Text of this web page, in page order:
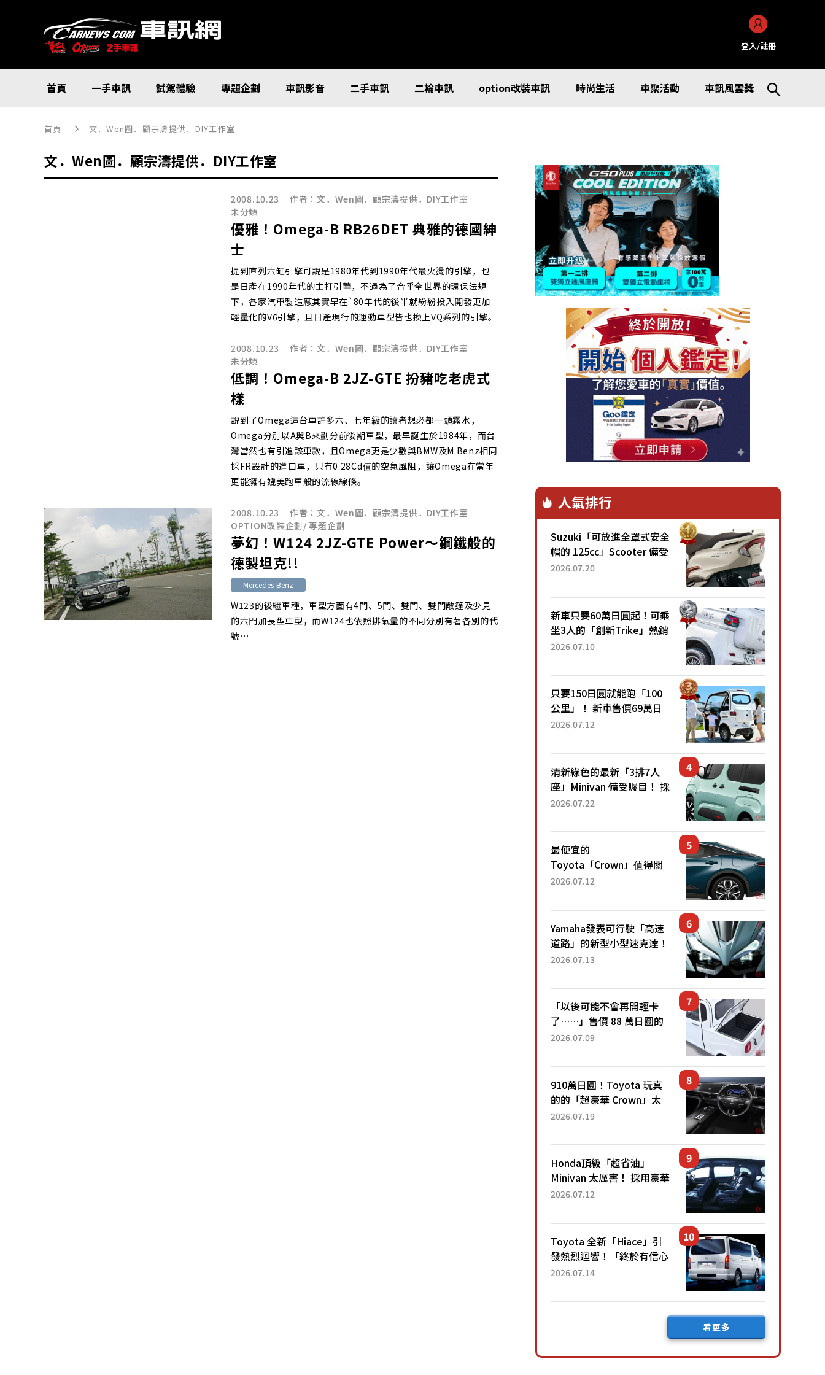
登入/註冊
首頁 一手車訊 試駕體驗 專題企劃 車訊影音 二手車訊 二輪車訊 option改裝車訊 時尚生活 車聚活動 車訊風雲獎
首頁 文．Wen圖．顧宗濤提供．DIY工作室
文．Wen圖．顧宗濤提供．DIY工作室
2008.10.23 作者：文．Wen圖．顧宗濤提供．DIY工作室
未分類
優雅！Omega-B RB26DET 典雅的德國紳
士
提到直列六缸引擎可說是1980年代到1990年代最火燙的引擎，也
是日產在1990年代的主打引擎，不過為了合乎全世界的環保法規
下，各家汽車製造廠其實早在`80年代的後半就紛紛投入開發更加
輕量化的V6引擎，且日產現行的運動車型皆也換上VQ系列的引擎。
2008.10.23 作者：文．Wen圖．顧宗濤提供．DIY工作室
未分類
低調！Omega-B 2JZ-GTE 扮豬吃老虎式
樣
說到了Omega這台車許多六、七年級的讀者想必都一頭霧水，
Omega分別以A與B來劃分前後期車型，最早誕生於1984年，而台
灣當然也有引進該車款，且Omega更是少數與BMW及M.Benz相同
採FR設計的進口車，只有0.28Cd值的空氣風阻，讓Omega在當年
更能擁有媲美跑車般的流線線條。
2008.10.23 作者：文．Wen圖．顧宗濤提供．DIY工作室
OPTION改裝企劃 /專題企劃
夢幻！W124 2JZ-GTE Power～鋼鐵般的
德製坦克!!
Mercedes-Benz
W123的後繼車種，車型方面有4門、5門、雙門、雙門敞篷及少見
的六門加長型車型，而W124也依照排氣量的不同分別有著各別的代
號…
人氣排行
Suzuki「可放進全罩式安全
帽的 125cc」Scooter 備受
矚目！採用全新流線設計與
已陸續開始出口的新款
「B...
2026.07.20
新車只要60萬日圓起！可乘
坐3人的「創新Trike」熱銷
大賣成為人氣車款！「養車
日圓就能跑100公里」「小
朋友坐得...
2026.07.10
只要150日圓就能跑「100
公里」！ 新車售價69萬日
圓的「3人座」Trike大受歡
為何能迅速熱賣？
2026.07.12
清新綠色的最新「3排7人
座」Minivan 備受矚目！ 採
用全長4.7公尺剛剛好的車
還推出467萬元日圓起的5
人座版...
2026.07.22
最便宜的
Toyota「Crown」值得關
注！ 搭載4WD、每公升
眼！ 配備豐富、超越售價
水準，堪稱高CP值代表的
「...
2026.07.12
Yamaha發表可行駛「高速
道路」的新型小型速克達！
搭載能享受超強勁「渦輪
高階「Super Sport」車款
相同的...
2026.07.13
「以後可能不會再開輕卡
了……」售價 88 萬日圓的
「超迷你輕型貨車」引發兩
100 公里！」「免驗車真的
太棒了！...
2026.07.09
910萬日圓！Toyota 玩真
的的「超豪華 Crown」太
厲害了！採用由「匠人技
運動化「底盤設定」！還配
備專屬豪華...
2026.07.19
Honda頂級「超省油」
Minivan 太厲害！ 採用豪華
「真皮座椅」與專屬「黑色
公里，兼具優異節能表現與
舒適「三...
2026.07.12
Toyota 全新「Hiace」引
發熱烈迴響！「終於有信心
下訂了！」「哪個等級交車
後竟然還要等「超過半年」
2026.07.14
看更多